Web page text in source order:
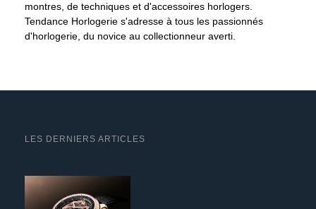
montres, de techniques et d'accessoires horlogers.
Tendance Horlogerie s'adresse à tous les passionnés
d'horlogerie, du novice au collectionneur averti.
LES DERNIERS ARTICLES